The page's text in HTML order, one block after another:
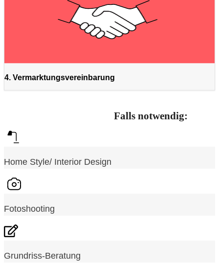
4. Vermarktungsvereinbarung
Falls notwendig:
Home Style/ Interior Design
Fotoshooting
Grundriss-Beratung